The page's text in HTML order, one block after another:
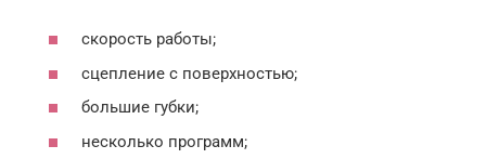
скорость работы;
сцепление с поверхностью;
большие губки;
несколько программ;